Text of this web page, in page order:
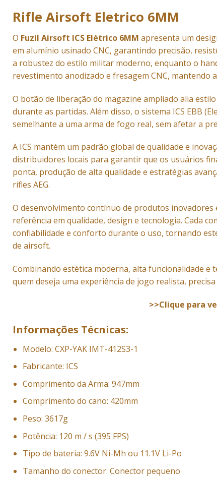
Rifle Airsoft Eletrico 6MM
O Fuzil Airsoft ICS Elétrico 6MM apresenta um
em alumínio usinado CNC, garantindo precisão,
a robustez do estilo militar moderno, enquanto o
revestimento anodizado e fresagem CNC, mantendo
O botão de liberação do magazine ampliado alia
durante as partidas. Além disso, o sistema ICS EBB
semelhante a uma arma de fogo real, sem afetar a
A ICS mantém um padrão global de qualidade e
distribuidores locais para garantir que os usuários
ponta, produção de alta qualidade e estratégias
rifles AEG.
O desenvolvimento contínuo de produtos inovadores
referência em qualidade, design e tecnologia. Cada
confiabilidade e conforto durante o uso, tornando
de airsoft.
Combinando estética moderna, alta funcionalidade e
quem deseja uma experiência de jogo realista,
>>Clique para
Informações Técnicas:
Modelo: CXP-YAK IMT-412S3-1
Fabricante: ICS
Comprimento da Arma: 947mm
Comprimento do cano: 420mm
Peso: 3617g
Potência: 120 m / s (395 FPS)
Tipo de bateria: 9.6V Ni-Mh ou 11.1V Li-Po
Tamanho do conector: Conector pequeno